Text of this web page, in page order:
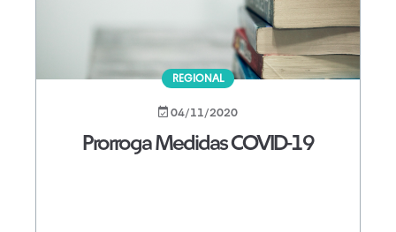
REGIONAL
04/11/2020
Prorroga Medidas COVID-19